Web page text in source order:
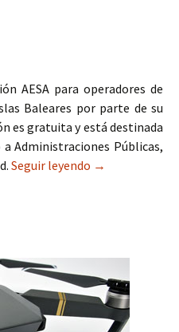
AESA para operadores de
Baleares por parte de su
es gratuita y está destinada
Administraciones Públicas,
Seguir leyendo Formación
→